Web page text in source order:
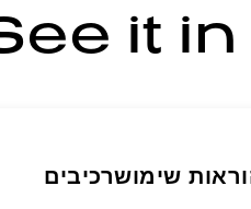
it
שימושרכיבים